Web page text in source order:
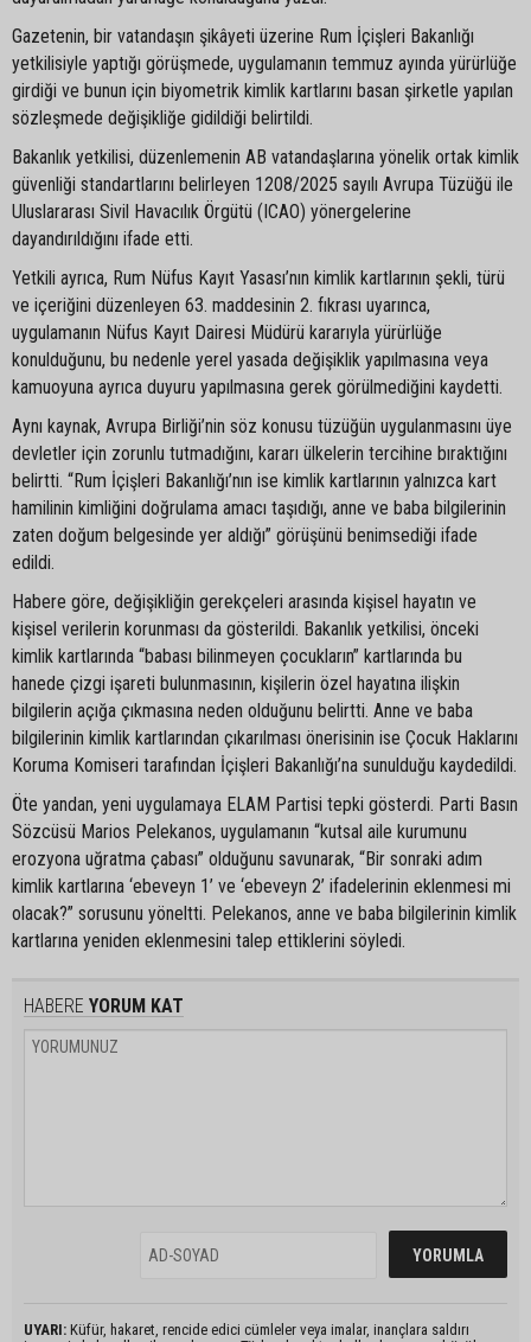
Gazetenin, bir vatandaşın şikâyeti üzerine Rum İçişleri Bakanlığı
yetkilisiyle yaptığı görüşmede, uygulamanın temmuz ayında yürürlüğe
girdiği ve bunun için biyometrik kimlik kartlarını basan şirketle yapılan
sözleşmede değişikliğe gidildiği belirtildi.
Bakanlık yetkilisi, düzenlemenin AB vatandaşlarına yönelik ortak kimlik
güvenliği standartlarını belirleyen 1208/2025 sayılı Avrupa Tüzüğü ile
Uluslararası Sivil Havacılık Örgütü (ICAO) yönergelerine
dayandırıldığını ifade etti.
Yetkili ayrıca, Rum Nüfus Kayıt Yasası’nın kimlik kartlarının şekli, türü
ve içeriğini düzenleyen 63. maddesinin 2. fıkrası uyarınca,
uygulamanın Nüfus Kayıt Dairesi Müdürü kararıyla yürürlüğe
konulduğunu, bu nedenle yerel yasada değişiklik yapılmasına veya
kamuoyuna ayrıca duyuru yapılmasına gerek görülmediğini kaydetti.
Aynı kaynak, Avrupa Birliği’nin söz konusu tüzüğün uygulanmasını üye
devletler için zorunlu tutmadığını, kararı ülkelerin tercihine bıraktığını
belirtti. “Rum İçişleri Bakanlığı’nın ise kimlik kartlarının yalnızca kart
hamilinin kimliğini doğrulama amacı taşıdığı, anne ve baba bilgilerinin
zaten doğum belgesinde yer aldığı” görüşünü benimsediği ifade
edildi.
Habere göre, değişikliğin gerekçeleri arasında kişisel hayatın ve
kişisel verilerin korunması da gösterildi. Bakanlık yetkilisi, önceki
kimlik kartlarında “babası bilinmeyen çocukların” kartlarında bu
hanede çizgi işareti bulunmasının, kişilerin özel hayatına ilişkin
bilgilerin açığa çıkmasına neden olduğunu belirtti. Anne ve baba
bilgilerinin kimlik kartlarından çıkarılması önerisinin ise Çocuk Haklarını
Koruma Komiseri tarafından İçişleri Bakanlığı’na sunulduğu kaydedildi.
Öte yandan, yeni uygulamaya ELAM Partisi tepki gösterdi. Parti Basın
Sözcüsü Marios Pelekanos, uygulamanın “kutsal aile kurumunu
erozyona uğratma çabası” olduğunu savunarak, “Bir sonraki adım
kimlik kartlarına ‘ebeveyn 1’ ve ‘ebeveyn 2’ ifadelerinin eklenmesi mi
olacak?” sorusunu yöneltti. Pelekanos, anne ve baba bilgilerinin kimlik
kartlarına yeniden eklenmesini talep ettiklerini söyledi.
HABERE YORUM KAT
UYARI: Küfür, hakaret, rencide edici cümleler veya imalar, inançlara saldırı